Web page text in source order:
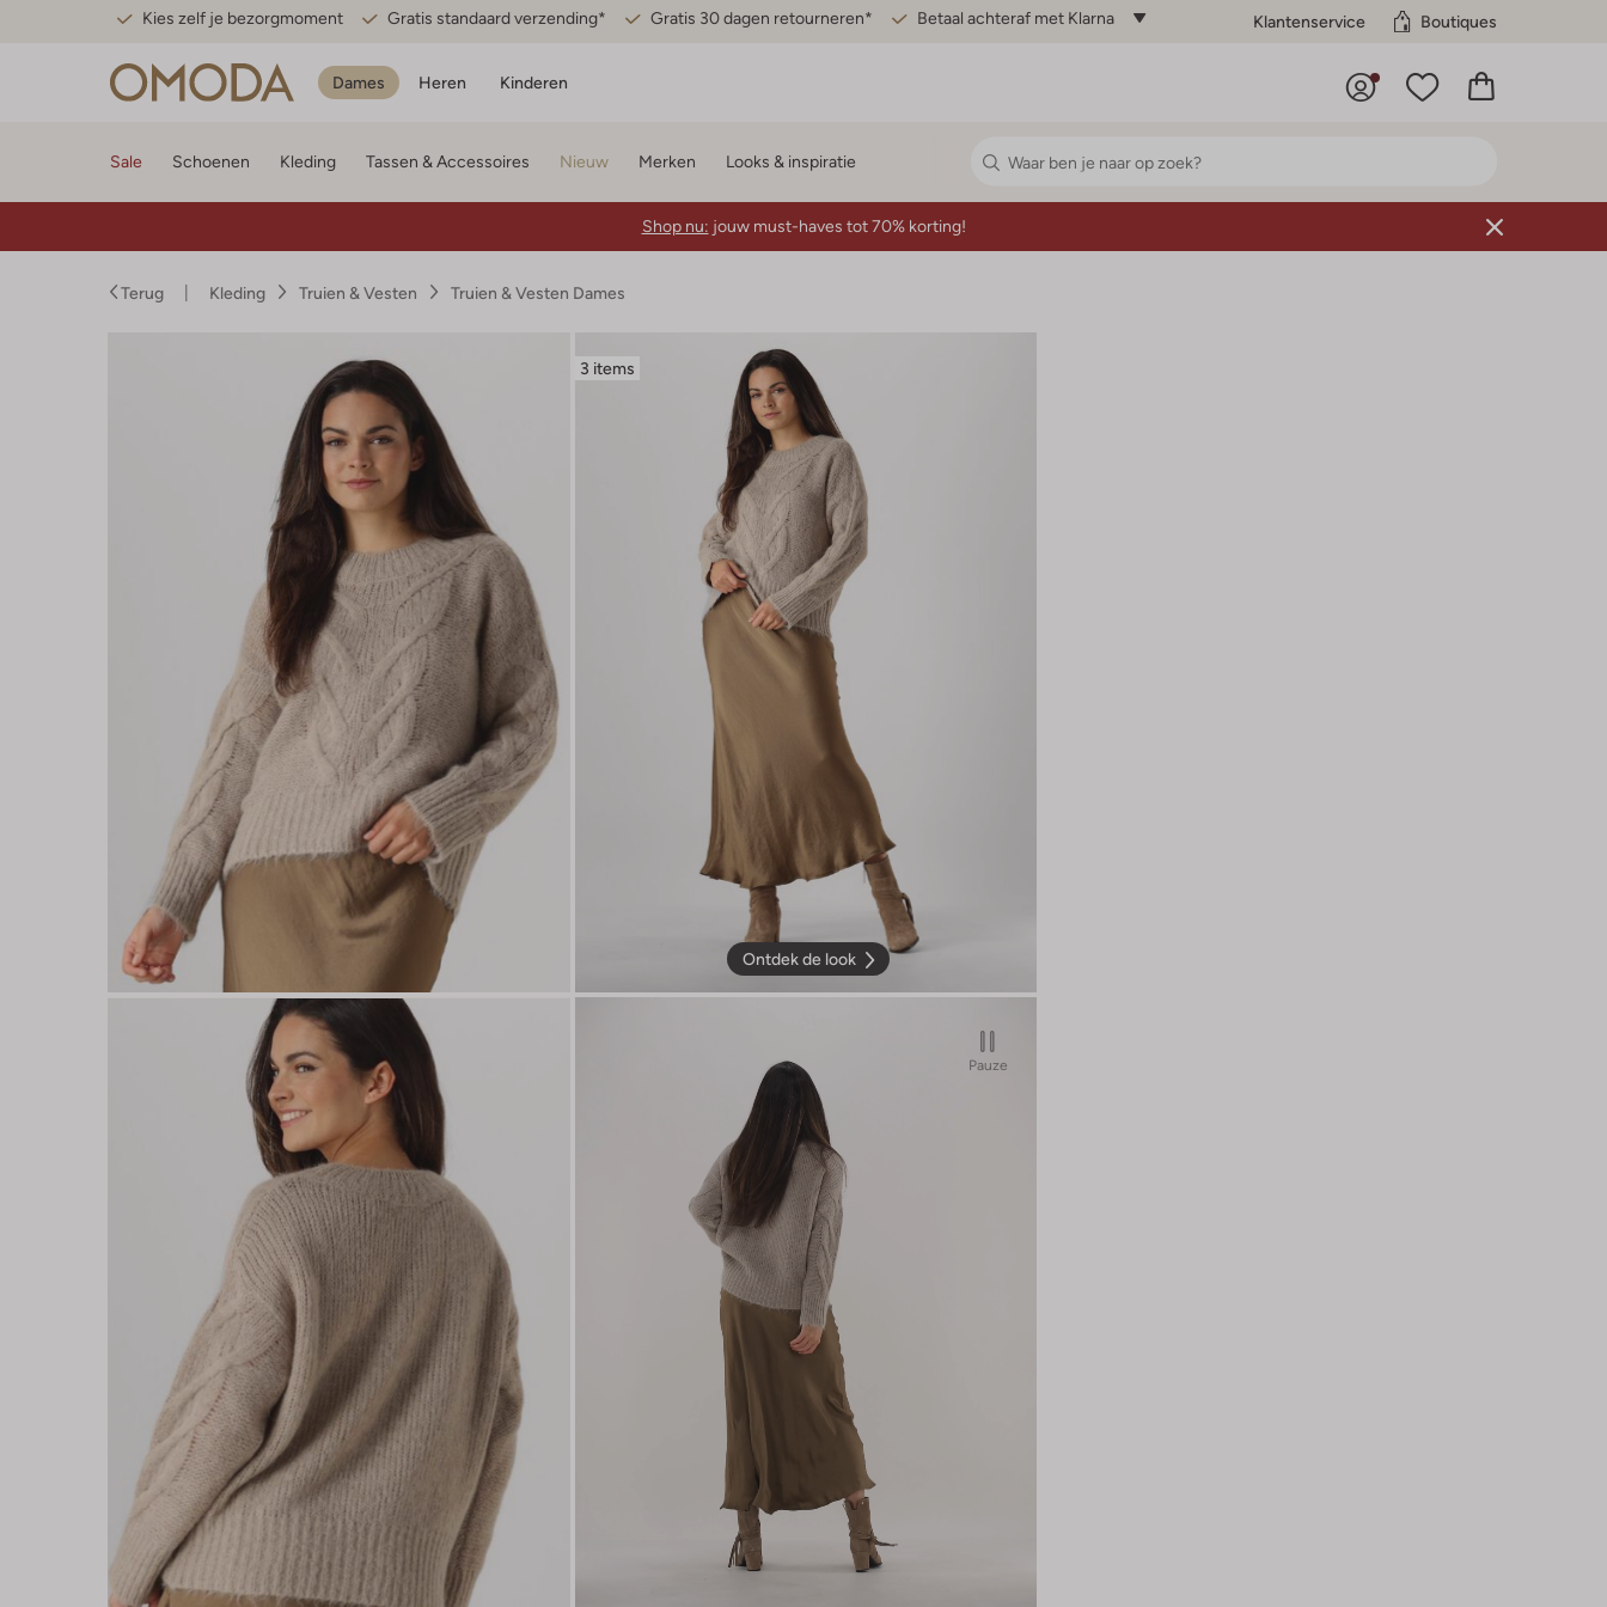
Kies zelf je bezorgmoment Gratis standaard verzending* Gratis 30 dagen retourneren* Betaal achteraf met Klarna Klantenservice Boutiques
Dames Heren Kinderen
Sale Schoenen Kleding Tassen & Accessoires Nieuw Merken Looks & inspiratie
Shop nu: jouw must-haves tot 70% korting!
Terug Kleding Truien & Vesten Truien & Vesten Dames
3 items
Ontdek de look
Pauze